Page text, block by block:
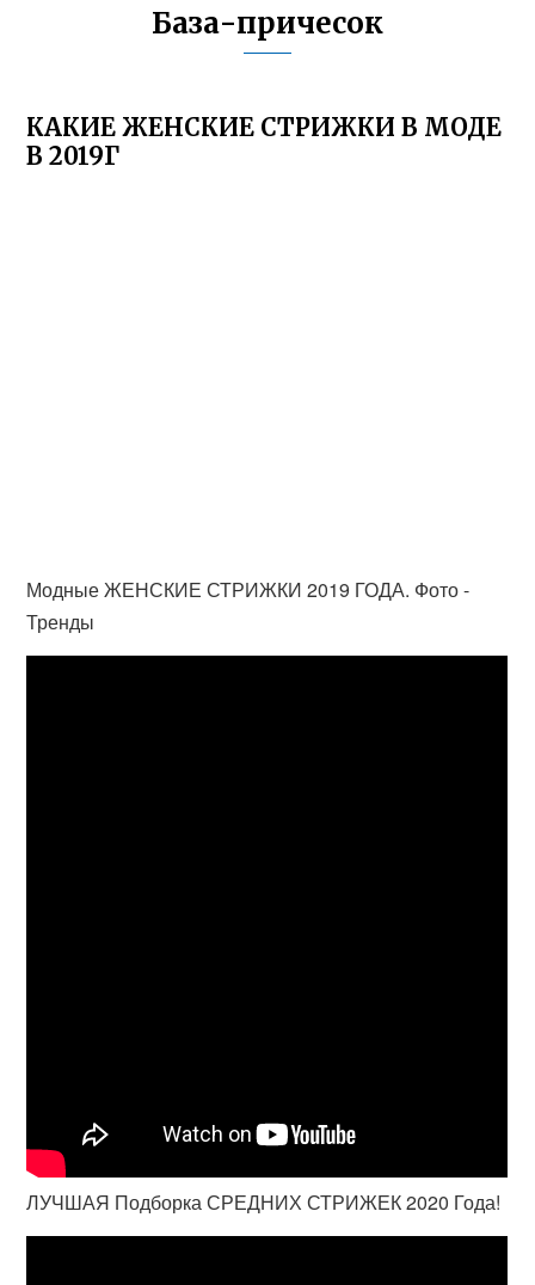
База-причесок
КАКИЕ ЖЕНСКИЕ СТРИЖКИ В МОДЕ
В 2019Г
Модные ЖЕНСКИЕ СТРИЖКИ 2019 ГОДА. Фото -
Тренды
ЛУЧШАЯ Подборка СРЕДНИХ СТРИЖЕК 2020 Года!